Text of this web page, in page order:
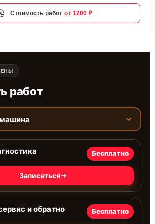
Стоимость работ от 1200 ₽
работ
Бесплатно
Записаться
и обратно Бесплатно